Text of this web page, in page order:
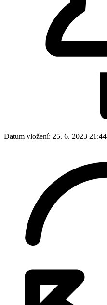
Datum vložení: 25. 6. 2023 21:44